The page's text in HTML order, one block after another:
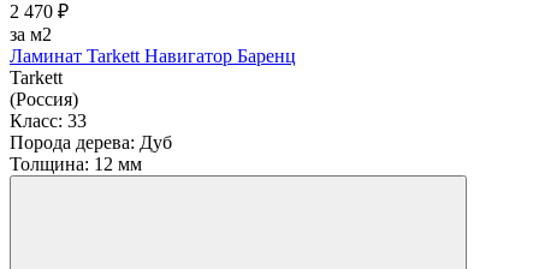
2 470 ₽
за м2
Ламинат Tarkett Навигатор Баренц
Tarkett
(Россия)
Класс: 33
Порода дерева: Дуб
Толщина: 12 мм